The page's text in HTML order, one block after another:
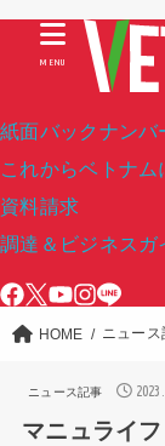
紙面バックナンバ
これからベトナ
資料請求
調達＆ビジネスガ
MENU
HOME ニュース
ニュース記事
マニュライ